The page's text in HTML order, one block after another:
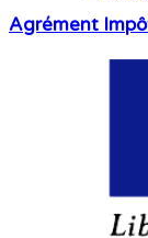
Agrément